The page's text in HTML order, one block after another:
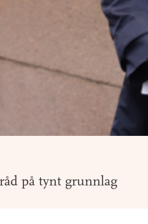
på tynt grunnlag